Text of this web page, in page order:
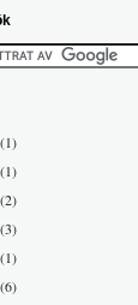
(1)
(1)
(2)
(3)
(1)
(6)